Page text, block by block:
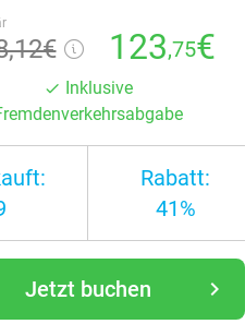
123,75€
Inklusive
Rabatt:
41%
navigate_next
Jetzt buchen